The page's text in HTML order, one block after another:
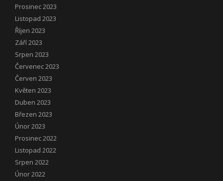
Prosinec 2023
Listopad 2023
Říjen 2023
Září 2023
Srpen 2023
Červenec 2023
Červen 2023
Květen 2023
Duben 2023
Březen 2023
Únor 2023
Prosinec 2022
Listopad 2022
Srpen 2022
Únor 2022